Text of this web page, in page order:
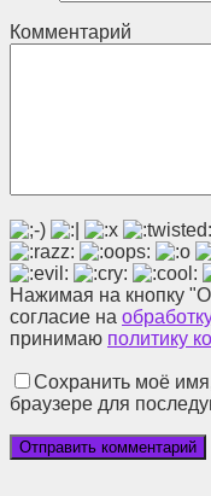
Комментарий
Нажимая на кнопку
согласие на
принимаю политику
Сохранить моё
браузере для